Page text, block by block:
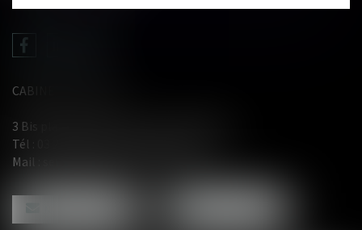
CABINET LE GENTIL
3 Bis place du Wetz d'amain - 62000 Arras
Tél :
Mail :